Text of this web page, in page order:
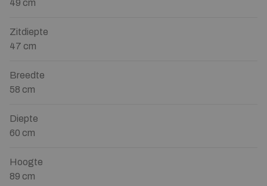
49 cm
Zitdiepte
47 cm
Breedte
58 cm
Diepte
60 cm
Hoogte
89 cm